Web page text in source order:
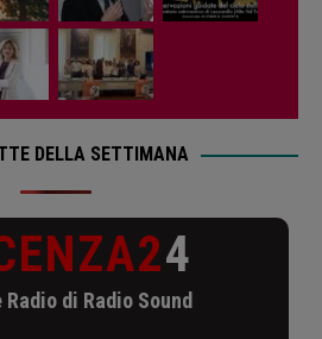
DELLA SETTIMANA
4
di Radio Sound